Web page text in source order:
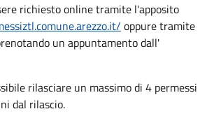
richiesto online tramite l'apposito
oppure tramite
un appuntamento dall'
rilasciare un massimo di 4 permessi
dal rilascio.